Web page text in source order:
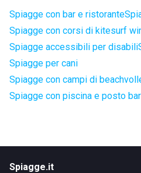
Spiagge con bar e ristorante
Spiagge con corsi di kitesurf
Spiagge accessibili per disabili
Spiagge per cani
Spiagge con campi di
Spiagge con piscina e posto
Spiagge.it